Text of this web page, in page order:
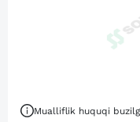
Mualliflik huquqi